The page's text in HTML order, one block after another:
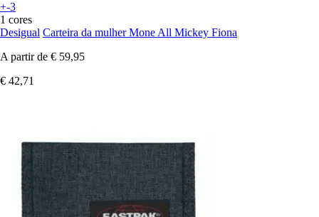
+-3
1 cores
Desigual Carteira da mulher Mone All Mickey Fiona
A partir de € 59,95
€ 42,71